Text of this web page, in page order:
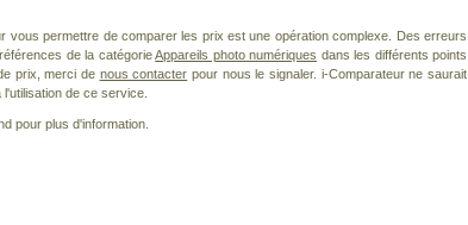
vous permettre de comparer les prix est une opération complexe. Des erreurs
de la catégorieAppareils photo numériques dans les différents points
prix, merci de nous contacter pour nous le signaler. i-Comparateur ne saurait
de ce service.
pour plus d'information.